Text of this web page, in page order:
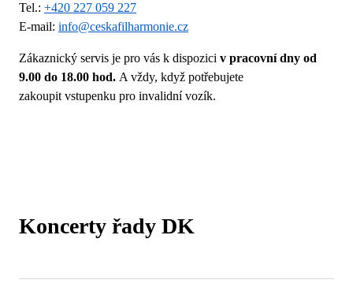
Tel.: +420 227 059 227
E-mail: info@ceskafilharmonie.cz
Zákaznický servis je pro vás k dispozici v pracovní dny od
9.00 do 18.00 hod. A vždy, když potřebujete
zakoupit vstupenku pro invalidní vozík.
Koncerty řady DK